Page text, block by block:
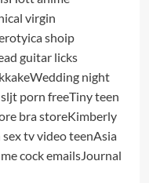
virgin
shoip
guitar licks
night
porn freeTiny teen
bra storeKimberly
tv video teenAsia
cock emailsJournal